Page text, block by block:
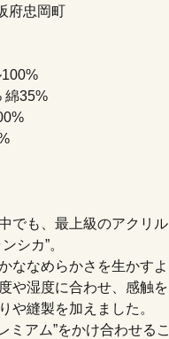
府忠岡町
綿35%
でも、最上級のアクリル
シカ”。
ななめらかさを生かすよ
や湿度に合わせ、感触を
や縫製を加えました。
ミアム”をかけ合わせるこ